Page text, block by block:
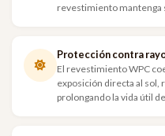
revestimiento mantenga
Protección contra
El revestimiento WPC
exposición directa al sol,
prolongando la vida útil